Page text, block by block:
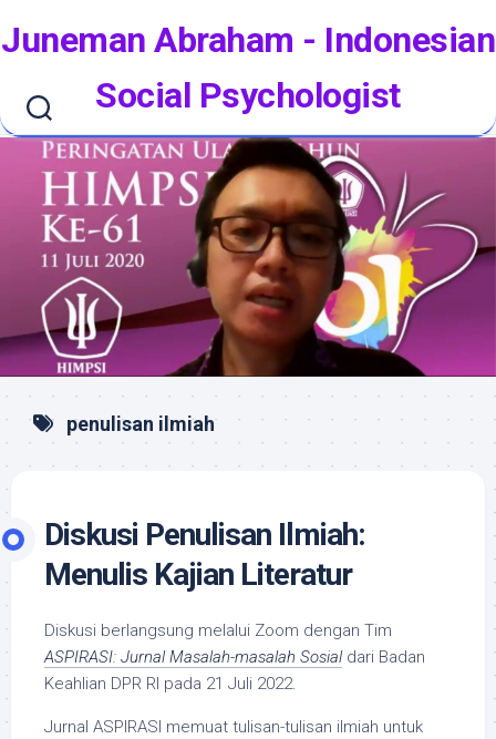
Juneman Abraham - Indonesian
Social Psychologist
penulisan ilmiah
Diskusi Penulisan Ilmiah:
Menulis Kajian Literatur
Diskusi berlangsung melalui Zoom dengan Tim
ASPIRASI: Jurnal Masalah-masalah Sosialdari Badan
Keahlian DPR RI pada 21 Juli 2022.
Jurnal ASPIRASI memuat tulisan-tulisan ilmiah untuk